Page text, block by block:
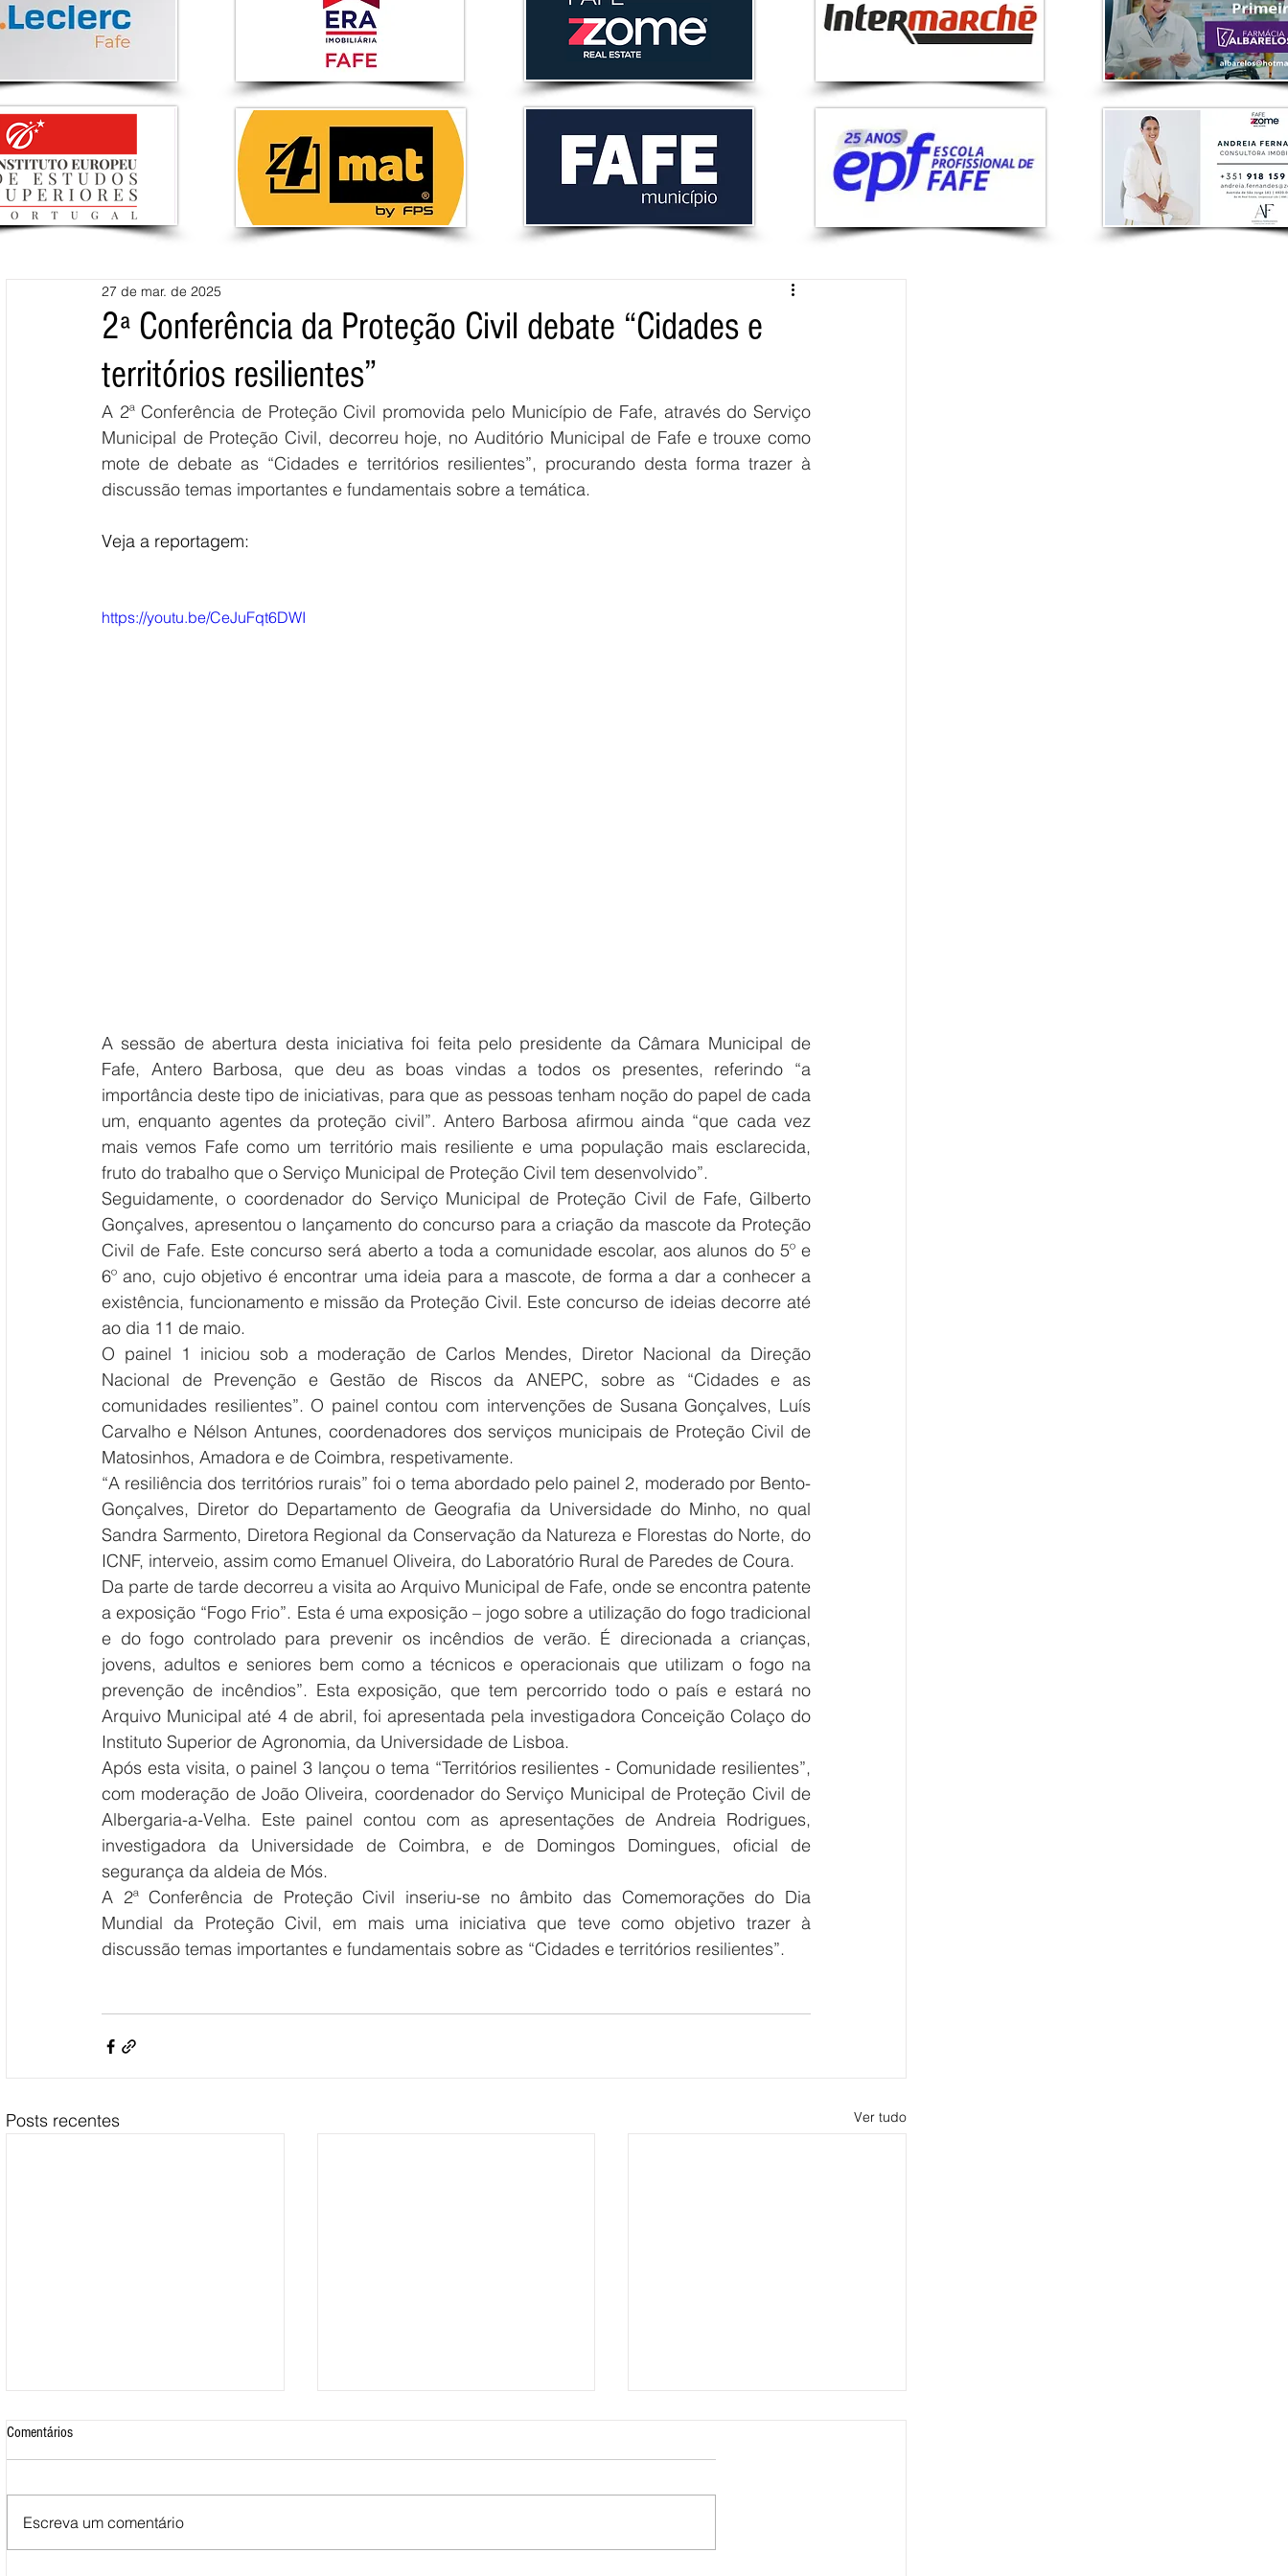
2ª Conferência da Proteção Civil debate “Cidades e
territórios resilientes”
27 de mar. de 2025
A 2ª Conferência de Proteção Civil promovida pelo Município de Fafe, através do Serviço
Municipal de Proteção Civil, decorreu hoje, no Auditório Municipal de Fafe e trouxe como
mote de debate as “Cidades e territórios resilientes”, procurando desta forma trazer à
discussão temas importantes e fundamentais sobre a temática.
Veja a reportagem:
https://youtu.be/CeJuFqt6DWI
A sessão de abertura desta iniciativa foi feita pelo presidente da Câmara Municipal de
Fafe, Antero Barbosa, que deu as boas vindas a todos os presentes, referindo “a
importância deste tipo de iniciativas, para que as pessoas tenham noção do papel de cada
um, enquanto agentes da proteção civil”. Antero Barbosa afirmou ainda “que cada vez
mais vemos Fafe como um território mais resiliente e uma população mais esclarecida,
fruto do trabalho que o Serviço Municipal de Proteção Civil tem desenvolvido”.
Seguidamente, o coordenador do Serviço Municipal de Proteção Civil de Fafe, Gilberto
Gonçalves, apresentou o lançamento do concurso para a criação da mascote da Proteção
Civil de Fafe. Este concurso será aberto a toda a comunidade escolar, aos alunos do 5º e
6º ano, cujo objetivo é encontrar uma ideia para a mascote, de forma a dar a conhecer a
existência, funcionamento e missão da Proteção Civil. Este concurso de ideias decorre até
ao dia 11 de maio.
O painel 1 iniciou sob a moderação de Carlos Mendes, Diretor Nacional da Direção
Nacional de Prevenção e Gestão de Riscos da ANEPC, sobre as “Cidades e as
comunidades resilientes”. O painel contou com intervenções de Susana Gonçalves, Luís
Carvalho e Nélson Antunes, coordenadores dos serviços municipais de Proteção Civil de
Matosinhos, Amadora e de Coimbra, respetivamente.
“A resiliência dos territórios rurais” foi o tema abordado pelo painel 2, moderado por Bento-
Gonçalves, Diretor do Departamento de Geografia da Universidade do Minho, no qual
Sandra Sarmento, Diretora Regional da Conservação da Natureza e Florestas do Norte, do
ICNF, interveio, assim como Emanuel Oliveira, do Laboratório Rural de Paredes de Coura.
Da parte de tarde decorreu a visita ao Arquivo Municipal de Fafe, onde se encontra patente
a exposição “Fogo Frio”. Esta é uma exposição – jogo sobre a utilização do fogo tradicional
e do fogo controlado para prevenir os incêndios de verão. É direcionada a crianças,
jovens, adultos e seniores bem como a técnicos e operacionais que utilizam o fogo na
prevenção de incêndios”. Esta exposição, que tem percorrido todo o país e estará no
Arquivo Municipal até 4 de abril, foi apresentada pela investigadora Conceição Colaço do
Instituto Superior de Agronomia, da Universidade de Lisboa.
Após esta visita, o painel 3 lançou o tema “Territórios resilientes - Comunidade resilientes”,
com moderação de João Oliveira, coordenador do Serviço Municipal de Proteção Civil de
Albergaria-a-Velha. Este painel contou com as apresentações de Andreia Rodrigues,
investigadora da Universidade de Coimbra, e de Domingos Domingues, oficial de
segurança da aldeia de Mós.
A 2ª Conferência de Proteção Civil inseriu-se no âmbito das Comemorações do Dia
Mundial da Proteção Civil, em mais uma iniciativa que teve como objetivo trazer à
discussão temas importantes e fundamentais sobre as “Cidades e territórios resilientes”.
Posts recentes Ver tudo
Comentários
Escreva um comentário